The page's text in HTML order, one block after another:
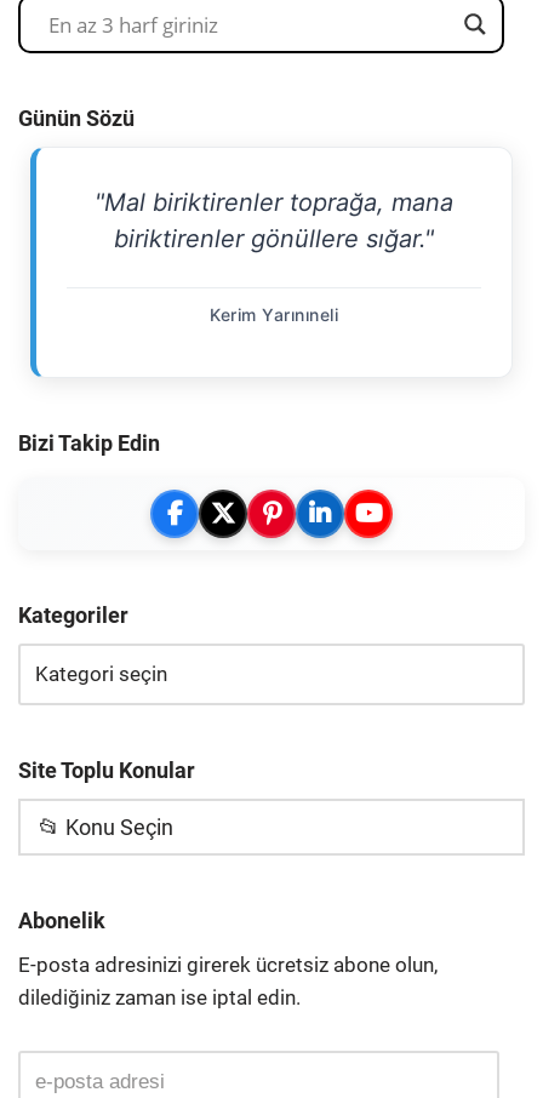
Günün Sözü
"Mal biriktirenler toprağa, mana
biriktirenler gönüllere sığar."
Kerim Yarınıneli
Bizi Takip Edin
Kategoriler
Site Toplu Konular
📂 Konu Seçin
Abonelik
E-posta adresinizi girerek ücretsiz abone olun,
dilediğiniz zaman ise iptal edin.